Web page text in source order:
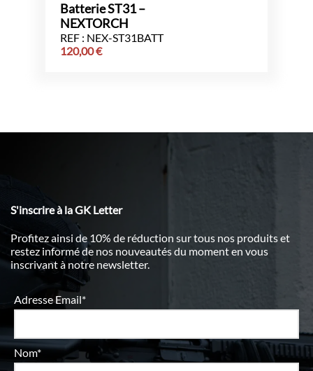
Batterie ST31 –
NEXTORCH
REF : NEX-ST31BATT
120,00€
S'inscrire à la GK Letter
Profitez ainsi de 10% de réduction sur tous nos produits et
restez informé de nos nouveautés du moment en vous
inscrivant à notre newsletter.
Adresse Email*
Nom*